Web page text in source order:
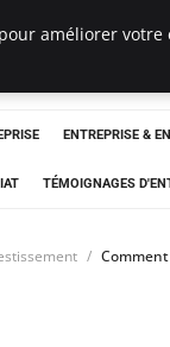
ENTREPRISE &
TÉMOIGNAGES
améliorer